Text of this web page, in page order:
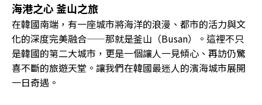
海港之心 釜山之旅
在韓國南端，有一座城市將海洋的浪漫、都市的活力與文
化的深度完美融合——那就是釜山（Busan）。這裡不只
是韓國的第二大城市，更是一個讓人一見傾心、再訪仍驚
喜不斷的旅遊天堂。讓我們在韓國最迷人的濱海城市展開
一日奇遇。